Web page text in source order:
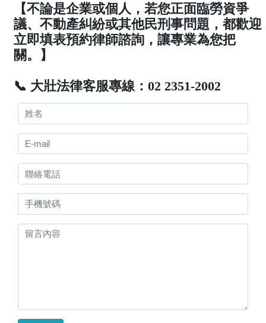
【不論是企業或個人，若您正面臨勞資爭
議、不動產糾紛或其他民刑事問題，都歡迎
立即填表預約律師諮詢，讓專業為您把
關。】
📞 大壯法律客服專線：02 2351-2002